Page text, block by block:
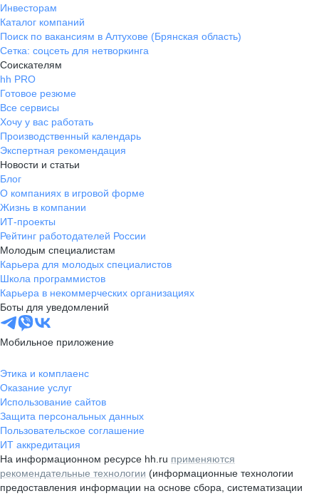
Инвесторам
Каталог компаний
Поиск по вакансиям в Алтухове (Брянская область)
Сетка: соцсеть для нетворкинга
Соискателям
hh PRO
Готовое резюме
Все сервисы
Хочу у вас работать
Производственный календарь
Экспертная рекомендация
Новости и статьи
Блог
О компаниях в игровой форме
Жизнь в компании
ИТ-проекты
Рейтинг работодателей России
Молодым специалистам
Карьера для молодых специалистов
Школа программистов
Карьера в некоммерческих организациях
Боты для уведомлений
Мобильное приложение
Этика и комплаенс
Оказание услуг
Использование сайтов
Защита персональных данных
Пользовательское соглашение
ИТ аккредитация
На информационном ресурсе hh.ru применяются
рекомендательные технологии (информационные технологии
предоставления информации на основе сбора, систематизации